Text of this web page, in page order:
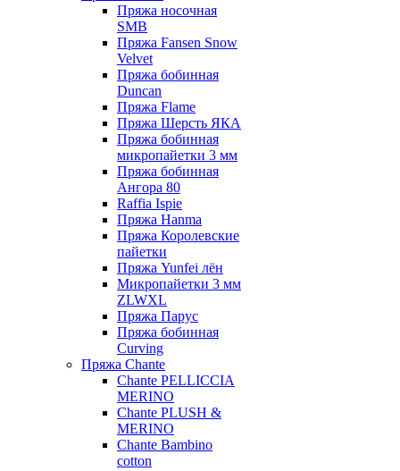
Пряжа носочная
SMB
Пряжа Fansen Snow
Velvet
Пряжа бобинная
Duncan
Пряжа Flame
Пряжа Шерсть ЯКА
Пряжа бобинная
микропайетки 3 мм
Пряжа бобинная
Ангора 80
Raffia Ispie
Пряжа Hanma
Пряжа Королевские
пайетки
Пряжа Yunfei лён
Микропайетки 3 мм
ZLWXL
Пряжа Парус
Пряжа бобинная
Curving
Пряжа Chante
Chante PELLICCIA
MERINO
Chante PLUSH &
MERINO
Chante Bambino
cotton